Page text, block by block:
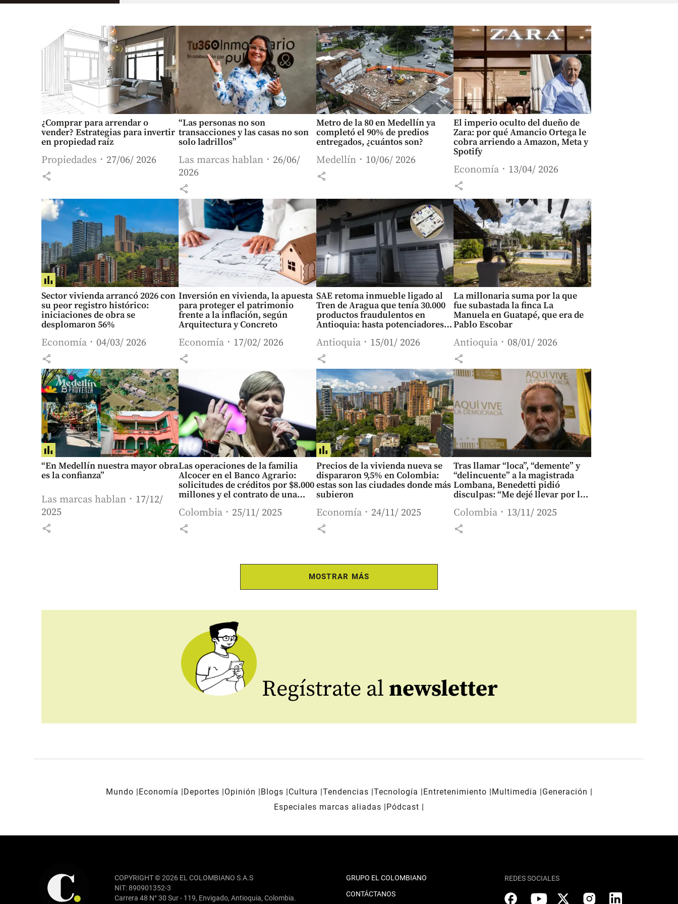
¿Comprar para arrendar o
vender? Estrategias para invertir
en propiedad raíz
Propiedades 27/06/ 2026
share
“Las personas no son
transacciones y las casas no son
solo ladrillos”
Las marcas hablan
26/06/
2026
share
Metro de la 80 en Medellín ya
completó el 90% de predios
entregados, ¿cuántos son?
Medellín 10/06/ 2026
share
El imperio oculto del dueño de
Zara: por qué Amancio Ortega le
cobra arriendo a Amazon, Meta y
Spotify
Economía 13/04/ 2026
share
Sector vivienda arrancó 2026 con
su peor registro histórico:
iniciaciones de obra se
desplomaron 56%
Economía 04/03/ 2026
share
Inversión en vivienda, la apuesta
para proteger el patrimonio
frente a la inflación, según
Arquitectura y Concreto
Economía 17/02/ 2026
share
SAE retoma inmueble ligado al
Tren de Aragua que tenía 30.000
productos fraudulentos en
Antioquia: hasta potenciadores
Antioquia 15/01/ 2026
share
La millonaria suma por la que
fue subastada la finca La
Manuela en Guatapé, que era de
Pablo Escobar
Antioquia 08/01/ 2026
share
“En Medellín nuestra mayor obra
es la confianza”
Las marcas hablan
17/12/
2025
share
Las operaciones de la familia
Alcocer en el Banco Agrario:
solicitudes de créditos por $8.000
millones y el contrato de una
Colombia 25/11/ 2025
share
Precios de la vivienda nueva se
dispararon 9,5% en Colombia:
estas son las ciudades donde más
subieron
Economía 24/11/ 2025
share
Tras llamar “loca”, “demente” y
“delincuente” a la magistrada
Lombana, Benedetti pidió
disculpas: “Me dejé llevar por la
Colombia 13/11/ 2025
share
MOSTRAR MÁS
Regístrate al newsletter
Mundo Economía Deportes Opinión Blogs Cultura Tendencias Tecnología Entretenimiento Multimedia
Generación
Especiales marcas aliadas
Pódcast
COPYRIGHT © 2026 EL COLOMBIANO S.A.S
NIT: 890901352-3
Carrera 48 N° 30 Sur - 119, Envigado, Antioquia, Colombia.
GRUPO EL COLOMBIANO
CONTÁCTANOS
REDES SOCIALES